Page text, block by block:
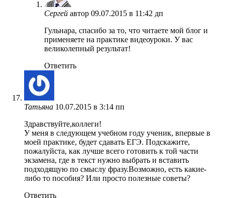
Сергей автор 09.07.2015 в 11:42 дп
Гульнара, спасибо за то, что читаете мой блог и
применяете на практике видеоуроки. У вас
великолепный результат!
Ответить
Татьяна 10.07.2015 в 3:14 пп
Здравствуйте,коллеги!
У меня в следующем учебном году ученик, впервые в
моей практике, будет сдавать ЕГЭ. Подскажите,
пожалуйста, как лучше всего готовить к той части
экзамена, где в текст нужно выбрать и вставить
подходящую по смыслу фразу.Возможно, есть какие-
либо то пособия? Или просто полезные советы?
Ответить